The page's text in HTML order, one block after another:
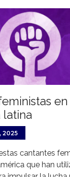
en
latina
2025
cantantes
que han